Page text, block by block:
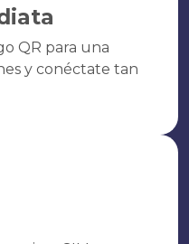
QR para una
y conéctate tan